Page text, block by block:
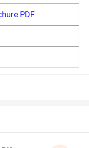
PDF